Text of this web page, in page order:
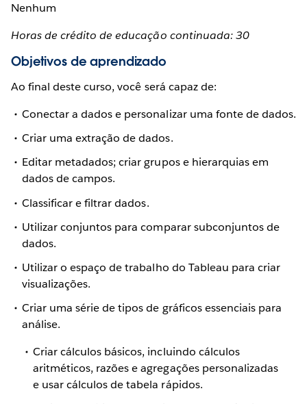
Nenhum
Horas de crédito de educação continuada: 30
Objetivos de aprendizado
Ao final deste curso, você será capaz de:
Conectar a dados e personalizar uma fonte de dados.
Criar uma extração de dados.
Editar metadados; criar grupos e hierarquias em
dados de campos.
Classificar e filtrar dados.
Utilizar conjuntos para comparar subconjuntos de
dados.
Utilizar o espaço de trabalho do Tableau para criar
visualizações.
Criar uma série de tipos de gráficos essenciais para
análise.
Criar cálculos básicos, incluindo cálculos
aritméticos, razões e agregações personalizadas
e usar cálculos de tabela rápidos.